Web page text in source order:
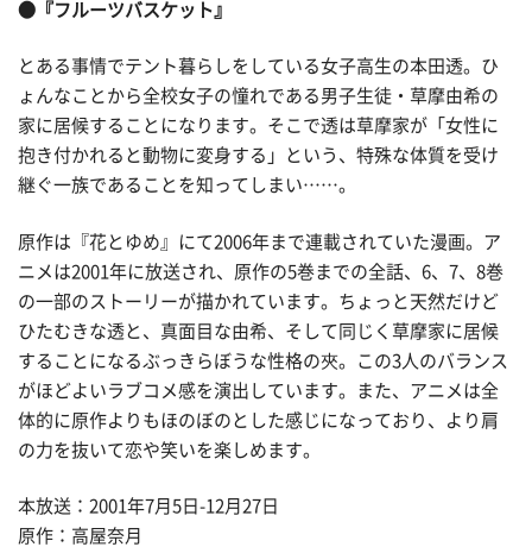
●『フルーツバスケット』
とある事情でテント暮らしをしている女子高生の本田透。ひ
ょんなことから全校女子の憧れである男子生徒・草摩由希の
家に居候することになります。そこで透は草摩家が「女性に
抱き付かれると動物に変身する」という、特殊な体質を受け
継ぐ一族であることを知ってしまい……。
原作は『花とゆめ』にて2006年まで連載されていた漫画。ア
ニメは2001年に放送され、原作の5巻までの全話、6、7、8巻
の一部のストーリーが描かれています。ちょっと天然だけど
ひたむきな透と、真面目な由希、そして同じく草摩家に居候
することになるぶっきらぼうな性格の夾。この3人のバランス
がほどよいラブコメ感を演出しています。また、アニメは全
体的に原作よりもほのぼのとした感じになっており、より肩
の力を抜いて恋や笑いを楽しめます。
本放送：2001年7月5日-12月27日
原作：高屋奈月